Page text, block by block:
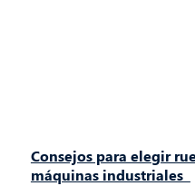
Consejos para elegir
máquinas industriales